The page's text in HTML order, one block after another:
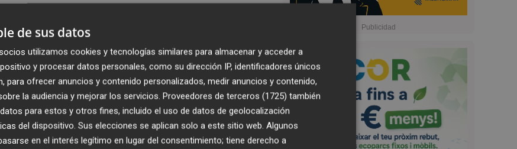
y VLC en Comú avanzan en el
difieren en la estructura
de sus datos
utilizamos cookies y tecnologías similares para almacenar y acceder a
y procesar datos personales, como su dirección IP, identificadores únicos
para ofrecer anuncios y contenido personalizados, medir anuncios y contenido,
la audiencia y mejorar los servicios. Proveedores de terceros (1725) también
para estos y otros fines, incluido el uso de datos de geolocalización
del dispositivo. Sus elecciones se aplican solo a este sitio web. Algunos
en el interés legítimo en lugar del consentimiento; tiene derecho a